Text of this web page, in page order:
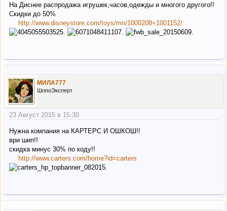
На Диснее распродажа игрушек,часов,одежды и многого другого!!
Скидки до 50%
http://www.disneystore.com/toys/mn/1000208+1001152/
МИЛА777
ШопоЭксперт
23 Август 2015 в 15:30
Нужна компания на КАРТЕРС И ОШКОШ!!
ври шип!!
скидка минус 30% по коду!!
http://www.carters.com/home?id=carters